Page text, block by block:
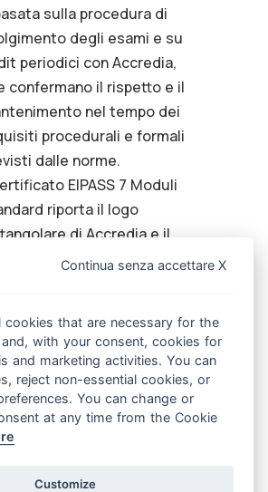
sulla procedura di
degli esami e su
periodici con Accredia,
confermano il rispetto e il
nel tempo dei
procedurali e formali
dalle norme.
EIPASS 7 Moduli
riporta il logo
di Accredia e il
di iscrizione di
riferimento ai contenuti
nel CCNL, ossia la
dei sistemi
di word processor,
elettronici, di
questi sono già
Continua senza accettare X
cookies that are necessary for the
with your consent, cookies for
and marketing activities. You can
reject non-essential cookies, or
You can change or
at any time from the Cookie
Customize